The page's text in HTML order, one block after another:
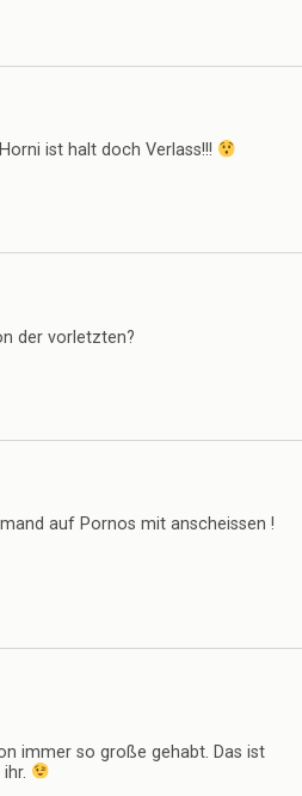
ist halt doch Verlass!!!
der vorletzten?
auf Pornos mit anscheissen !
immer so große gehabt. Das ist